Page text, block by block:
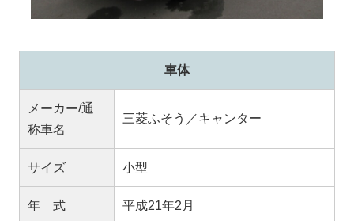
車体
メーカー/通
称車名
三菱ふそう／キャンター
サイズ 小型
年 式 平成21年2月